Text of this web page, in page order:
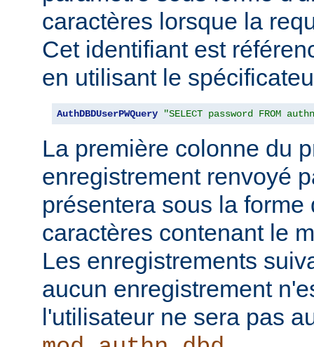
caractères lorsque la
Cet identifiant est
en utilisant le
AuthDBDUserPWQuery "SELECT password FROM
La première colonne du
enregistrement renvoyé
présentera sous la
caractères contenant le
Les enregistrements
aucun enregistrement
l'utilisateur ne sera pas